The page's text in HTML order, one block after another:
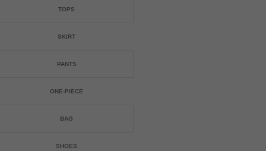
TOPS
SKIRT
PANTS
ONE-PIECE
BAG
SHOES